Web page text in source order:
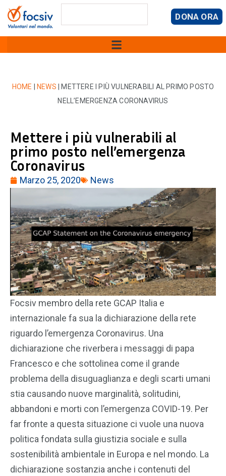
DONA ORA
HOME NEWS
METTERE I PIÙ VULNERABILI AL PRIMO POSTO
NELL’EMERGENZA CORONAVIRUS
Mettere i più vulnerabili al
primo posto nell’emergenza
Coronavirus
Marzo 25, 2020 News
Focsiv membro della rete GCAP Italia e
internazionale fa sua la dichiarazione della rete
riguardo l’emergenza Coronavirus. Una
dichiarazione che riverbera i messaggi di papa
Francesco e che sottolinea come il grande
problema della disuguaglianza e degli scarti umani
stia causando nuove marginalità, solitudini,
abbandoni e morti con l’emergenza COVID-19. Per
far fronte a questa situazione ci vuole una nuova
politica fondata sulla giustizia sociale e sulla
sostenibilità ambientale in Europa e nel mondo. La
dichiarazione sostanzia anche i contenuti del